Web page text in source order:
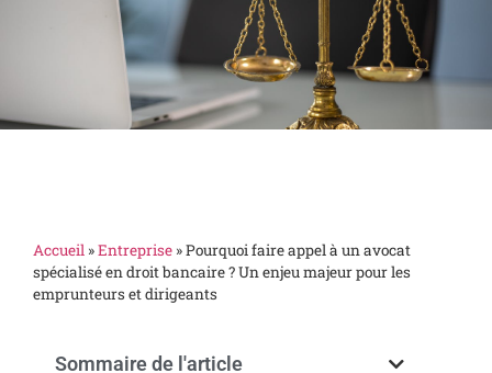
Accueil »Entreprise »Pourquoi faire appel à un avocat
spécialisé en droit bancaire ? Un enjeu majeur pour les
emprunteurs et dirigeants
Sommaire de l'article